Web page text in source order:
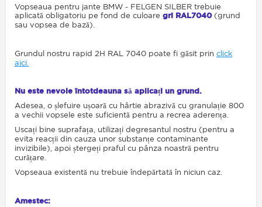
Vopseaua pentru jante BMW - FELGEN SILBER trebuie
aplicată obligatoriu pe fond de culoare gri RAL7040(grund
sau vopsea de bază).
Grundul nostru rapid 2H RAL 7040 poate fi găsit prin click
aici.
Nu este nevoie întotdeauna să aplicați un grund.
Adesea, o șlefuire ușoară cu hârtie abrazivă cu granulație 800
a vechii vopsele este suficientă pentru a recrea aderența.
Uscați bine suprafața, utilizați degresantul nostru (pentru a
evita reacții din cauza unor substanțe contaminante
invizibile), apoi ștergeți praful cu pânza noastră pentru
curățare.
Vopseaua existentă nu trebuie îndepărtată în niciun caz.
Amestec: